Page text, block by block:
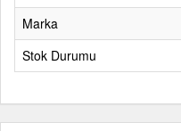
Marka
Stok Durumu